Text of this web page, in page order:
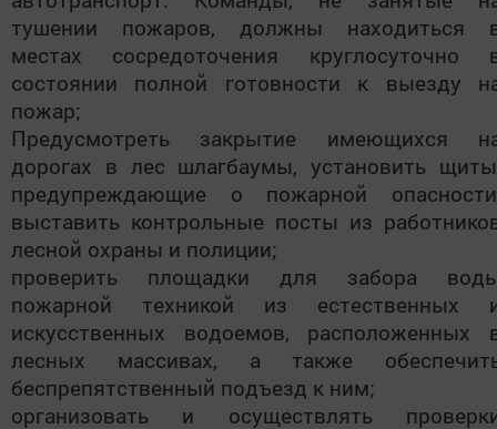
тушении пожаров, должны находиться
местах сосредоточения круглосуточно
состоянии полной готовности к выезду
пожар;
Предусмотреть закрытие имеющихся
дорогах в лес шлагбаумы, установить
предупреждающие о пожарной
выставить контрольные посты из
лесной охраны и полиции;
проверить площадки для забора
пожарной техникой из естественных
искусственных водоемов, расположенных
лесных массивах, а также
беспрепятственный подъезд к ним;
организовать и осуществлять